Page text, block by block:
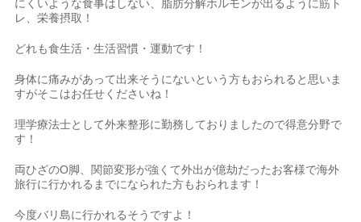
にくいような食事はしない、脂肪分解ホルモンが出るように筋ト
レ、栄養摂取！
どれも食生活・生活習慣・運動です！
身体に痛みがあって出来そうにないという方もおられると思いま
すがそこはお任せくださいね！
理学療法士として外来整形に勤務しておりましたので得意分野で
す！
両ひざのO脚、関節変形が強くて外出が億劫だったお客様で海外
旅行に行かれるまでになられた方もおられます！
今度バリ島に行かれるそうですよ！